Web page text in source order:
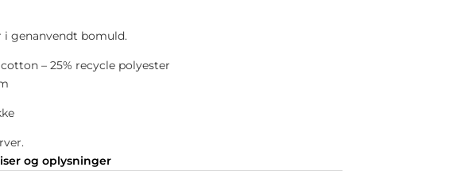
i genanvendt bomuld.
– 25% recycle polyester
og oplysninger